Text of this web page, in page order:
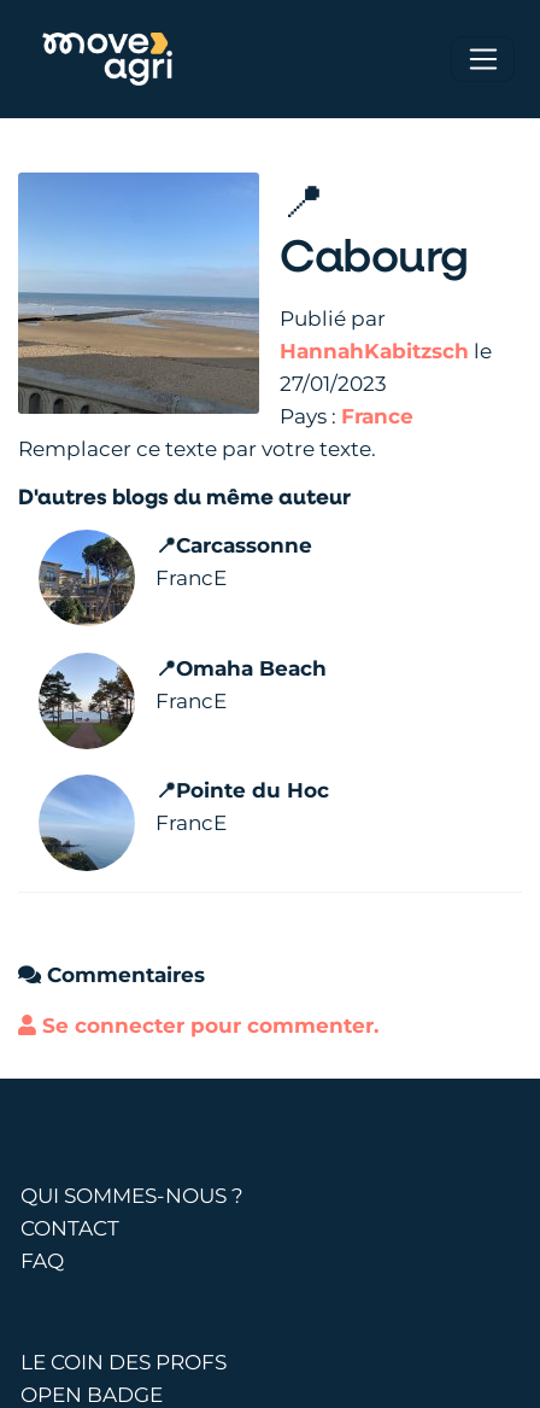
📍
Cabourg
Publié par
HannahKabitzsch le
27/01/2023
Pays : France
Remplacer ce texte par votre texte.
D'autres blogs du même auteur
📍Carcassonne
FrancE
📍Omaha Beach
FrancE
📍Pointe du Hoc
FrancE
Commentaires
Se connecter pour commenter.
QUI SOMMES-NOUS ?
CONTACT
FAQ
LE COIN DES PROFS
OPEN BADGE